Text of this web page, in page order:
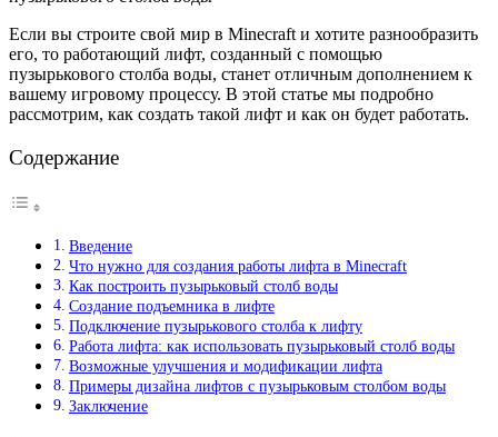
Если вы строите свой мир в Minecraft и хотите разнообразить
его, то работающий лифт, созданный с помощью
пузырькового столба воды, станет отличным дополнением к
вашему игровому процессу. В этой статье мы подробно
рассмотрим, как создать такой лифт и как он будет работать.
Содержание
Введение
Что нужно для создания работы лифта в Minecraft
Как построить пузырьковый столб воды
Создание подъемника в лифте
Подключение пузырькового столба к лифту
Работа лифта: как использовать пузырьковый столб воды
Возможные улучшения и модификации лифта
Примеры дизайна лифтов с пузырьковым столбом воды
Заключение